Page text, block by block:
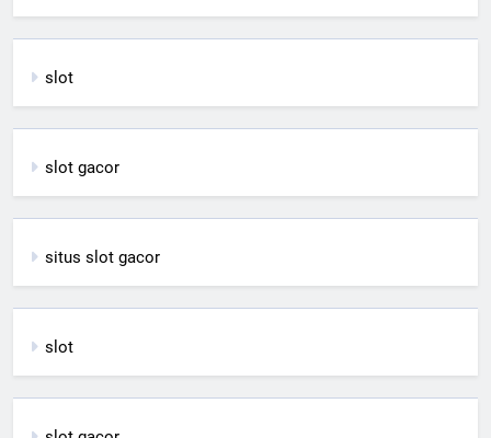
slot
slot gacor
situs slot gacor
slot